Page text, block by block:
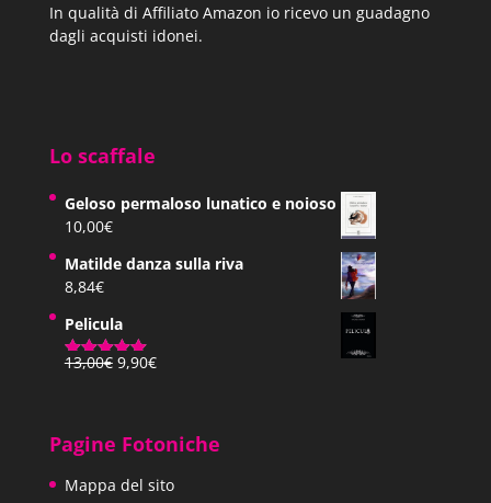
In qualità di Affiliato Amazon io ricevo un guadagno
dagli acquisti idonei.
Lo scaffale
Geloso permaloso lunatico e noioso
10,00€
Matilde danza sulla riva
8,84€
Pelicula
Valutato
13,00€ Il
13,00€.
9,90€Il
9,90€.
Pagine Fotoniche
Mappa del sito